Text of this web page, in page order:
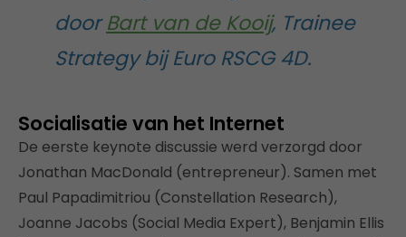
doorBart van de Kooij, Trainee
Strategy bij Euro RSCG 4D.
Socialisatie van het Internet
De eerste keynote discussie werd verzorgd door
Jonathan MacDonald (entrepreneur). Samen met
Paul Papadimitriou (Constellation Research),
Joanne Jacobs (Social Media Expert), Benjamin Ellis